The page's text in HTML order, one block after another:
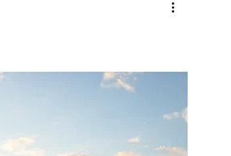
Flash Fiction 2026